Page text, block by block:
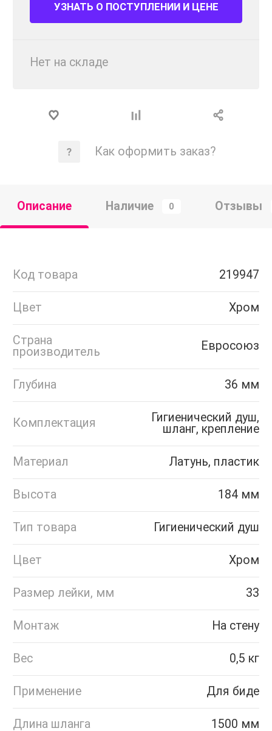
УЗНАТЬ О ПОСТУПЛЕНИИ И ЦЕНЕ
Нет на складе
Как оформить заказ?
Описание Наличие 0 Отзывы
Код товара 219947
Цвет Хром
Страна
производитель
Евросоюз
Глубина 36 мм
Комплектация
Гигиенический душ,
шланг, крепление
Материал Латунь, пластик
Высота 184 мм
Тип товара Гигиенический душ
Цвет Хром
Размер лейки, мм 33
Монтаж На стену
Вес 0,5 кг
Применение Для биде
Длина шланга 1500 мм